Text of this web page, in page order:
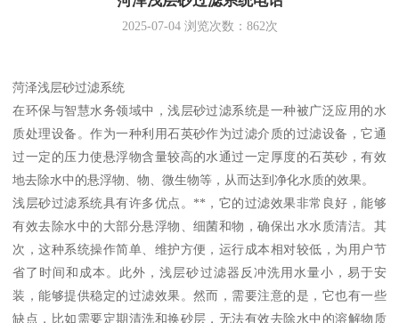
2025-07-04浏览次数： 862次
菏泽浅层砂过滤系统
在环保与智慧水务领域中，浅层砂过滤系统是一种被广泛应用的水
质处理设备。作为一种利用石英砂作为过滤介质的过滤设备，它通
过一定的压力使悬浮物含量较高的水通过一定厚度的石英砂，有效
地去除水中的悬浮物、物、微生物等，从而达到净化水质的效果。
浅层砂过滤系统具有许多优点。**，它的过滤效果非常良好，能够
有效去除水中的大部分悬浮物、细菌和物，确保出水水质清洁。其
次，这种系统操作简单、维护方便，运行成本相对较低，为用户节
省了时间和成本。此外，浅层砂过滤器反冲洗用水量小，易于安
装，能够提供稳定的过滤效果。然而，需要注意的是，它也有一些
缺点，比如需要定期清洗和换砂层，无法有效去除水中的溶解物质